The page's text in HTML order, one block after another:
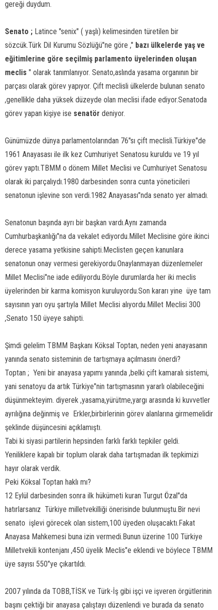
gereği duydum.
Senato ; Latince "senix" ( yaşlı) kelimesinden türetilen bir
sözcük.Türk Dil Kurumu Sözlüğü"ne göre ," bazı ülkelerde yaş ve
eğitimlerine göre seçilmiş parlamento üyelerinden oluşan
meclis " olarak tanımlanıyor. Senato,aslında yasama organının bir
parçası olarak görev yapıyor. Çift meclisli ülkelerde bulunan senato
,genellikle daha yüksek düzeyde olan meclisi ifade ediyor.Senatoda
görev yapan kişiye ise senatör deniyor.
Günümüzde dünya parlamentolarından 76"sı çift meclisli.Türkiye"de
1961 Anayasası ile ilk kez Cumhuriyet Senatosu kuruldu ve 19 yıl
görev yaptı.TBMM o dönem Millet Meclisi ve Cumhuriyet Senatosu
olarak iki parçalıydı.1980 darbesinden sonra cunta yöneticileri
senatonun işlevine son verdi.1982 Anayasası"nda senato yer almadı.
Senatonun başında ayrı bir başkan vardı.Aynı zamanda
Cumhurbaşkanlığı"na da vekalet ediyordu.Millet Meclisine göre ikinci
derece yasama yetkisine sahipti.Meclisten geçen kanunlara
senatonun onay vermesi gerekiyordu.Onaylanmayan düzenlemeler
Millet Meclisi"ne iade ediliyordu.Böyle durumlarda her iki meclis
üyelerinden bir karma komisyon kuruluyordu.Son kararı yine  üye tam
sayısının yarı oyu şartıyla Millet Meclisi alıyordu.Millet Meclisi 300
,Senato 150 üyeye sahipti.
Şimdi gelelim TBMM Başkanı Köksal Toptan, neden yeni anayasanın
yanında senato sisteminin de tartışmaya açılmasını önerdi?
Toptan ;  Yeni bir anayasa yapımı yanında ,belki çift kamaralı sistemi,
yani senatoyu da artık Türkiye"nin tartışmasının yararlı olabileceğini
düşünmekteyim. diyerek ,yasama,yürütme,yargı arasında ki kuvvetler
ayrılığına değinmiş ve  Erkler,birbirlerinin görev alanlarına girmemelidir
şeklinde düşüncesini açıklamıştı.
Tabi ki siyasi partilerin hepsinden farklı farklı tepkiler geldi.
Yeniliklere kapalı bir toplum olarak daha tartışmadan ilk tepkimizi 
hayır olarak verdik.
Peki Köksal Toptan haklı mı?
12 Eylül darbesinden sonra ilk hükümeti kuran Turgut Özal"da
hatırlarsanız  Türkiye milletvekilliği önerisinde bulunmuştu.Bir nevi
senato işlevi görecek olan sistem,100 üyeden oluşacaktı.Fakat
Anayasa Mahkemesi buna izin vermedi.Bunun üzerine 100 Türkiye
Milletvekili kontenjanı ,450 üyelik Meclis"e eklendi ve böylece TBMM
üye sayısı 550"ye çıkartıldı.
2007 yılında da TOBB,TİSK ve Türk-İş gibi işçi ve işveren örgütlerinin
başını çektiği bir anayasa çalıştayı düzenlendi ve burada da senato